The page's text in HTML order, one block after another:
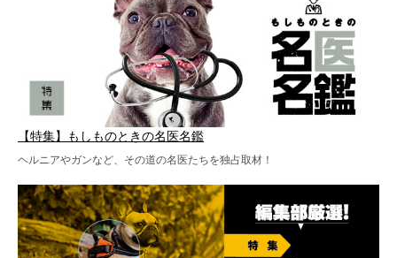
【特集】もしものときの名医名鑑
ヘルニアやガンなど、その道の名医たちを独占取材！